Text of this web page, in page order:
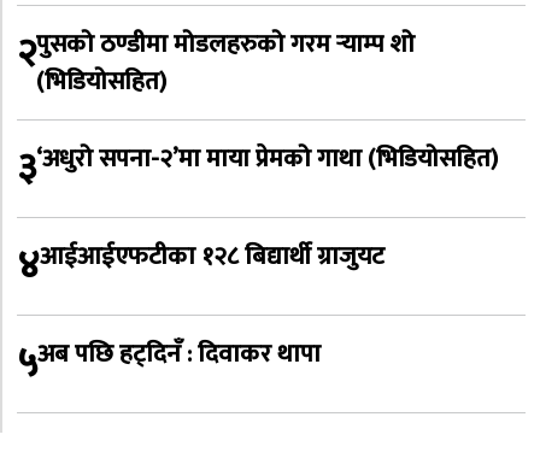
२पुसको ठण्डीमा मोडलहरुको गरम र्‍याम्प शो
(भिडियोसहित)
३‘अधुरो सपना-२’मा माया प्रेमको गाथा (भिडियोसहित)
४आईआईएफटीका १२८ बिद्यार्थी ग्राजुयट
५अब पछि हट्दिनँ : दिवाकर थापा